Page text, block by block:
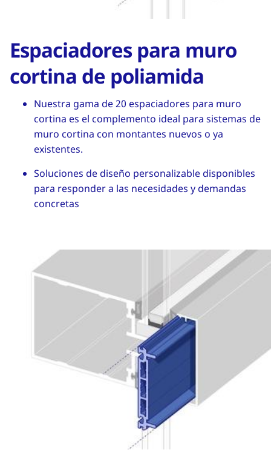
Espaciadores para muro
cortina de poliamida
Nuestra gama de 20 espaciadores para muro
cortina es el complemento ideal para sistemas de
muro cortina con montantes nuevos o ya
existentes.
Soluciones de diseño personalizable disponibles
para responder a las necesidades y demandas
concretas